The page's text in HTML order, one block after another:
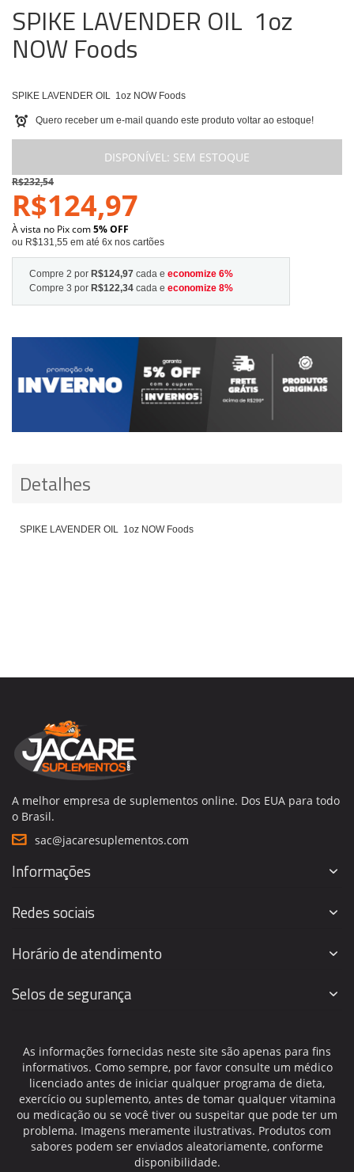
SPIKE LAVENDER OIL 1oz
NOW Foods
SPIKE LAVENDER OIL 1oz NOW Foods
Quero receber um e-mail quando este produto voltar ao estoque!
DISPONÍVEL: SEM ESTOQUE
R$232,54
R$124,97
À vista no Pix com5% OFF
ou R$131,55 em até 6x nos cartões
Compre 2 por R$124,97 cada e economize 6%
Compre 3 por R$122,34 cada e economize 8%
Detalhes
SPIKE LAVENDER OIL 1oz NOW Foods
A melhor empresa de suplementos online. Dos EUA para todo
o Brasil.
sac@jacaresuplementos.com
Informações
Redes sociais
Horário de atendimento
Selos de segurança
As informações fornecidas neste site são apenas para fins
informativos. Como sempre, por favor consulte um médico
licenciado antes de iniciar qualquer programa de dieta,
exercício ou suplemento, antes de tomar qualquer vitamina
ou medicação ou se você tiver ou suspeitar que pode ter um
problema. Imagens meramente ilustrativas. Produtos com
sabores podem ser enviados aleatoriamente, conforme
disponibilidade.